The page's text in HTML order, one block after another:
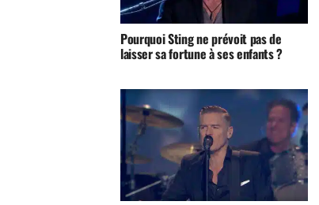
Pourquoi Sting ne prévoit pas de
laisser sa fortune à ses enfants ?